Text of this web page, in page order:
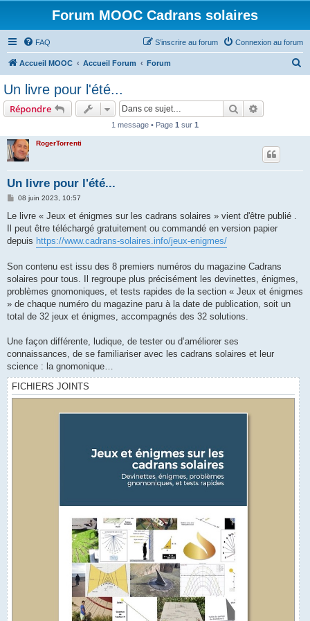
Forum MOOC Cadrans solaires
FAQ Connexion au forum
S’inscrire au forum
Accueil MOOC Accueil Forum Forum
Un livre pour l'été...
Répondre Rechercher
1 message • Page 1 sur 1
RogerTorrenti
Un livre pour l'été...
M
s
a
g
e
08 juin 2023, 10:57
Le livre « Jeux et énigmes sur les cadrans solaires » vient d'être publié .
Il peut être téléchargé gratuitement ou commandé en version papier
depuis https://www.cadrans-solaires.info/jeux-enigmes/
Son contenu est issu des 8 premiers numéros du magazine Cadrans
solaires pour tous. Il regroupe plus précisément les devinettes, énigmes,
problèmes gnomoniques, et tests rapides de la section « Jeux et énigmes
» de chaque numéro du magazine paru à la date de publication, soit un
total de 32 jeux et énigmes, accompagnés des 32 solutions.
Une façon différente, ludique, de tester ou d’améliorer ses
connaissances, de se familiariser avec les cadrans solaires et leur
science : la gnomonique…
FICHIERS JOINTS